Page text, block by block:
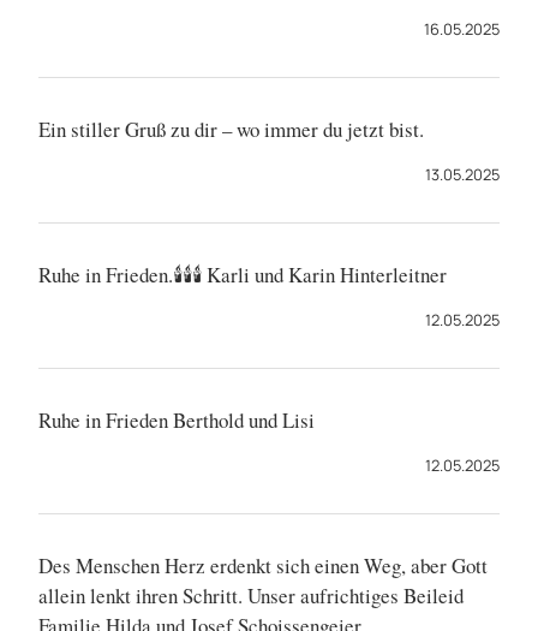
16.05.2025
Ein stiller Gruß zu dir – wo immer du jetzt bist.
13.05.2025
Ruhe in Frieden.🕯🕯🕯 Karli und Karin Hinterleitner
12.05.2025
Ruhe in Frieden Berthold und Lisi
12.05.2025
Des Menschen Herz erdenkt sich einen Weg, aber Gott
allein lenkt ihren Schritt. Unser aufrichtiges Beileid